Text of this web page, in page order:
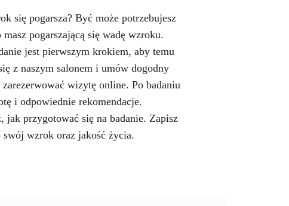
się pogarsza? Być może potrzebujesz
pogarszającą się wadę wzroku.
jest pierwszym krokiem, aby temu
z naszym salonem i umów dogodny
wizytę online. Po badaniu
i odpowiednie rekomendacje.
jak przygotować się na badanie. Zapisz
wzrok oraz jakość życia.